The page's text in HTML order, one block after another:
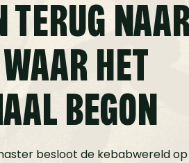
TERUG NAAR
HET
BEGON
besloot de kebabwereld op